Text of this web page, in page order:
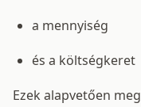
a mennyiség
és a költségkeret
Ezek alapvetően